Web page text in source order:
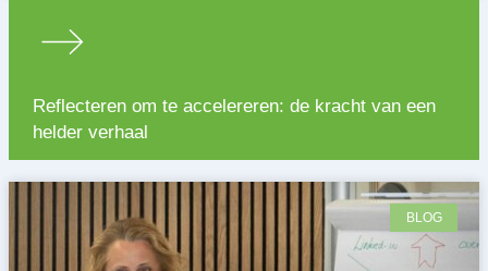
Reflecteren om te accelereren: de kracht van een
helder verhaal
BLOG